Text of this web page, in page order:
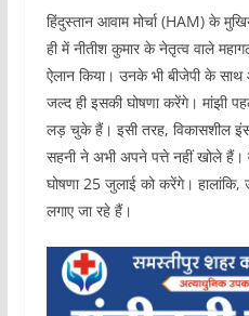
हिंदुस्तान आवाम मोर्चा (HAM) के
ही में नीतीश कुमार के नेतृत्व वाले
ऐलान किया। उनके भी बीजेपी के
जल्द ही इसकी घोषणा करेंगे। मांझी
लड़ चुके हैं। इसी तरह, विकासशील
सहनी ने अभी अपने पत्ते नहीं खोले
घोषणा 25 जुलाई को करेंगे।
लगाए जा रहे हैं।